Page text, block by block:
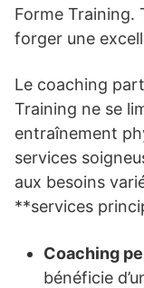
Forme Training.
forger une
Le coaching
Training ne se
entraînement
services
aux besoins
**services
Coaching
bénéficie